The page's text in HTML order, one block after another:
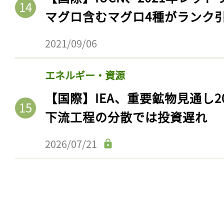
マグロ含むマグロ4種がランク
2021/09/06
エネルギー・資源
【国際】IEA、重要鉱物見通
下流工程の分散では投資遅れ
2026/07/21